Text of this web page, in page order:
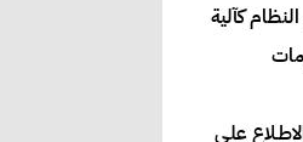
كآلية
علـى